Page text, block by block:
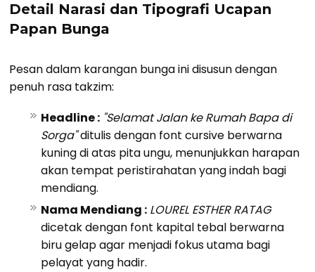
Detail Narasi dan Tipografi Ucapan
Papan Bunga
Pesan dalam karangan bunga ini disusun dengan
penuh rasa takzim:
Headline : "Selamat Jalan ke Rumah Bapa di
Sorga"ditulis dengan font cursive berwarna
kuning di atas pita ungu, menunjukkan harapan
akan tempat peristirahatan yang indah bagi
mendiang.
Nama Mendiang : LOUREL ESTHER RATAG
dicetak dengan font kapital tebal berwarna
biru gelap agar menjadi fokus utama bagi
pelayat yang hadir.